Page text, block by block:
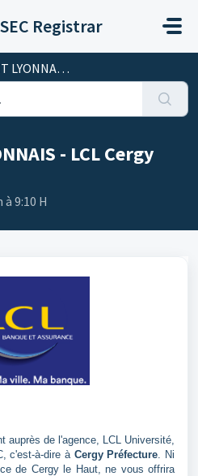
Registrar
- LCL Cergy Préfecture
- LCL Cergy
9:10 H
auprès de l'agence, LCL Université,
c'est-à-dire à Cergy Préfecture . Ni
de Cergy le Haut, ne vous offrira